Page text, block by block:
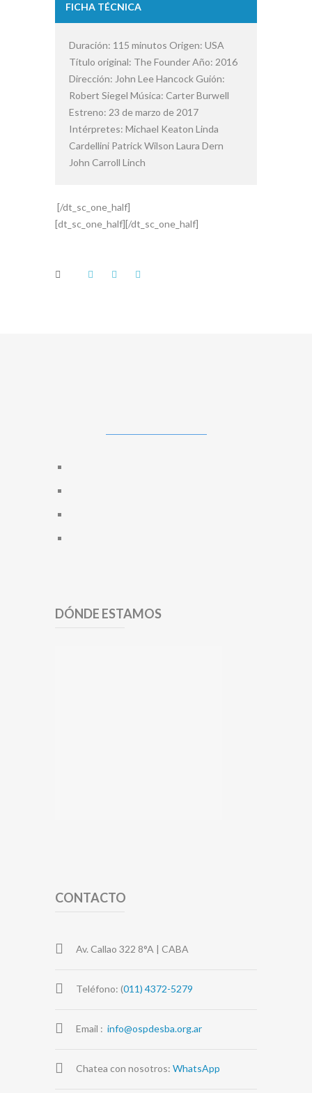
FICHA TÉCNICA
Duración: 115 minutos Origen: USA
Título original: The Founder Año: 2016
Dirección: John Lee Hancock Guión:
Robert Siegel Música: Carter Burwell
Estreno: 23 de marzo de 2017
Intérpretes: Michael Keaton Linda
Cardellini Patrick Wilson Laura Dern
John Carroll Linch
[/dt_sc_one_half]
[dt_sc_one_half][/dt_sc_one_half]
DÓNDE ESTAMOS
CONTACTO
Av. Callao 322 8°A | CABA
Teléfono: (011) 4372-5279
Email : info@ospdesba.org.ar
Chatea con nosotros: WhatsApp